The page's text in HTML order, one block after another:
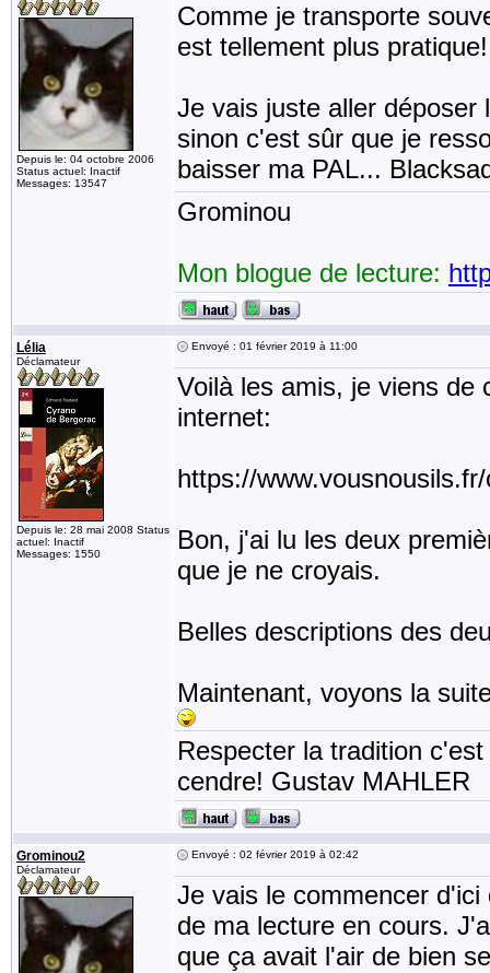
Depuis le: 04 octobre 2006
Status actuel: Inactif
Messages: 13547
Comme je transporte
est tellement plus pratique!
Je vais juste aller
sinon c'est sûr que je
baisser ma PAL...
Grominou
Mon blogue de lecture:
Lélia
Déclamateur
Depuis le: 28 mai 2008 Status
actuel: Inactif
Messages: 1550
Envoyé : 01 février 2019 à 11:00
Voilà les amis, je viens de
internet:
https://
Bon, j'ai lu les deux
que je ne croyais.
Belles descriptions des
Maintenant, voyons la
Respecter la tradition
cendre! Gustav MAHLER
Grominou2
Déclamateur
Envoyé : 02 février 2019 à 02:42
Je vais le commencer
de ma lecture en cours.
que ça avait l'air de bien